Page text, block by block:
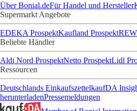
Über Bonial.deFür Handel und Hersteller
Supermarkt Angebote
EDEKA ProspektKaufland Prospekt
Beliebte Händler
Aldi Nord ProspektNetto ProspektLidl
Ressourcen
Deutschlands EinkaufszettelkaufDA
herunterladenPressemeldungen